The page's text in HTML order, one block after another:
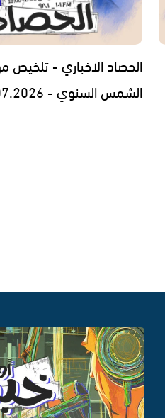
الحصاد الاخباري - تلخيص
الشمس السنوي - 29.07.2026